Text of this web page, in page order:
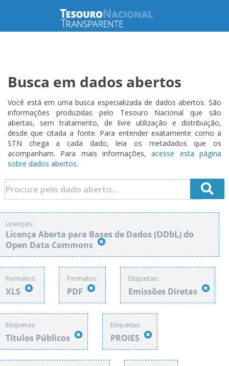
Busca em dados abertos
Você está em uma busca especializada de dados abertos. São
informações produzidas pelo Tesouro Nacional que são
abertas, sem tratamento, de livre utilização e distribuição,
desde que citada a fonte. Para entender exatamente como a
STN chega a cada dado, leia os metadados que os
acompanham. Para mais informações,acesse esta página
sobre dados abertos.
Licenças:
Licença Aberta para Bases de Dados (ODbL) do
Open Data Commons
Formatos:
XLS
Formatos:
PDF
Etiquetas:
Emissões Diretas
Etiquetas:
Títulos Públicos
Etiquetas:
PROIES